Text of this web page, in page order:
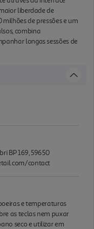
liberdade de
de pressões e um
combina
longas sessões de
BP 169, 59650
contact
e temperaturas
as teclas nem puxar
seco e utilizar em